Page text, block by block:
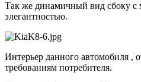
Так же динамичный вид сбоку с
элегантностью.
Интерьер данного автомобиля ,
требованиям потребителя.